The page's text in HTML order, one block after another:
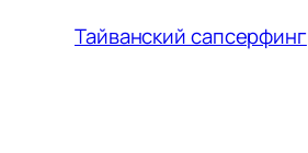
Тайванский сапсерфинг